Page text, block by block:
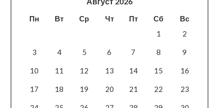
Пн Вт Ср Чт Пт Сб
Вс
1
2
3 4 5 6 7 8 9
10 11 12 13 14 15 16
17 18 19 20 21 22 23